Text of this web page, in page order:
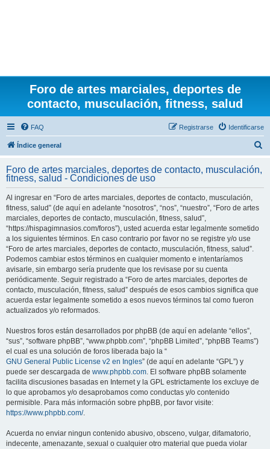
Foro de artes marciales, deportes de
contacto, musculación, fitness, salud
FAQ Identificarse
Registrarse
Índice general
c
Foro de artes marciales, deportes de contacto, musculación,
fitness, salud - Condiciones de uso
Al ingresar en “Foro de artes marciales, deportes de contacto, musculación,
fitness, salud” (de aquí en adelante “nosotros”, “nos”, “nuestro”, “Foro de artes
marciales, deportes de contacto, musculación, fitness, salud”,
“https://hispagimnasios.com/foros”), usted acuerda estar legalmente sometido
a los siguientes términos. En caso contrario por favor no se registre y/o use
“Foro de artes marciales, deportes de contacto, musculación, fitness, salud”.
Podemos cambiar estos términos en cualquier momento e intentaríamos
avisarle, sin embargo sería prudente que los revisase por su cuenta
periódicamente. Seguir registrado a “Foro de artes marciales, deportes de
contacto, musculación, fitness, salud” después de esos cambios significa que
acuerda estar legalmente sometido a esos nuevos términos tal como fueron
actualizados y/o reformados.
Nuestros foros están desarrollados por phpBB (de aquí en adelante “ellos”,
“sus”, “software phpBB”, “www.phpbb.com”, “phpBB Limited”, “phpBB Teams”)
el cual es una solución de foros liberada bajo la “
GNU General Public License v2 en Ingles” (de aquí en adelante “GPL”) y
puede ser descargada de www.phpbb.com. El software phpBB solamente
facilita discusiones basadas en Internet y la GPL estrictamente los excluye de
lo que aprobamos y/o desaprobamos como conductas y/o contenido
permisible. Para más información sobre phpBB, por favor visite:
https://www.phpbb.com/.
Acuerda no enviar ningun contenido abusivo, obsceno, vulgar, difamatorio,
indecente, amenazante, sexual o cualquier otro material que pueda violar